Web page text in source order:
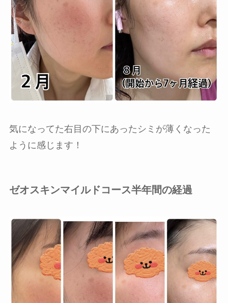
気になってた右目の下にあったシミが薄くなった
ように感じます！
ゼオスキンマイルドコース半年間の経過